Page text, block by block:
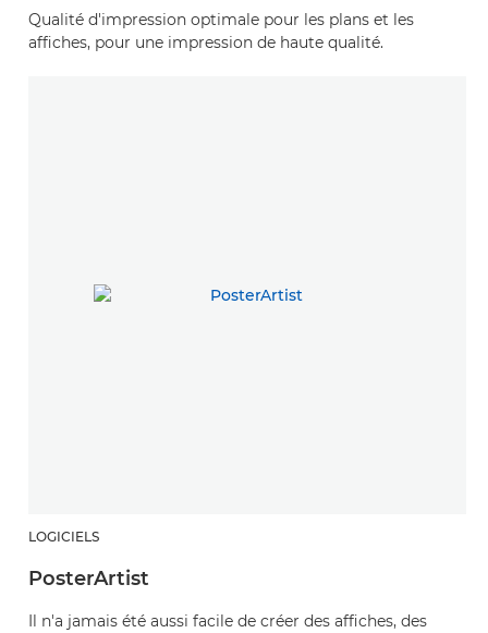
Qualité d'impression optimale pour les plans et les
affiches, pour une impression de haute qualité.
LOGICIELS
PosterArtist
Il n'a jamais été aussi facile de créer des affiches, des